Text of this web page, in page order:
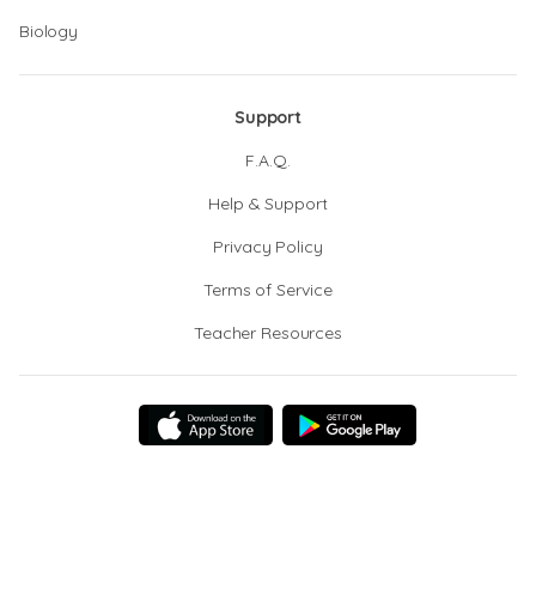
Biology
Support
F.A.Q.
Help & Support
Privacy Policy
Terms of Service
Teacher Resources